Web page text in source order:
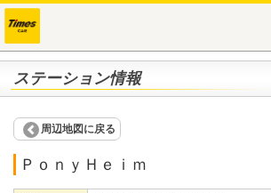
ステーション情報
周辺地図に戻る
ＰｏｎｙＨｅｉｍ